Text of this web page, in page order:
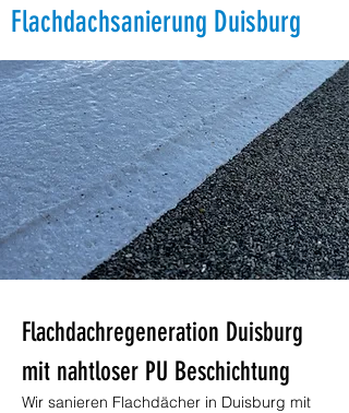
Flachdachsanierung Duisburg
Flachdachregeneration Duisburg
mit nahtloser PU Beschichtung
Wir sanieren Flachdächer in Duisburg mit